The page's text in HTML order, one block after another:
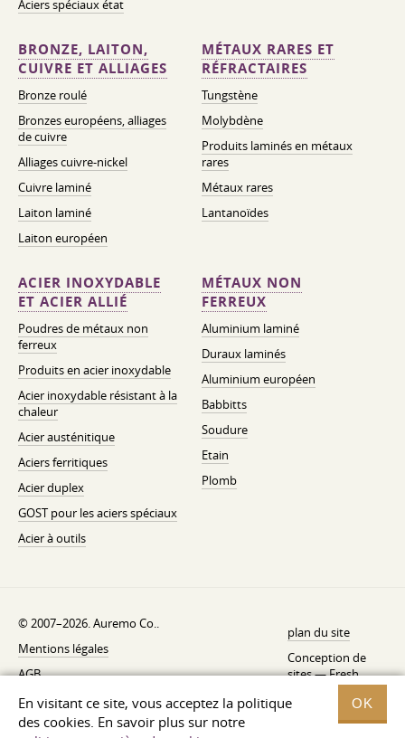
En visitant ce site, vous acceptez la politique
des cookies. En savoir plus sur notre
OK
Aciers spéciaux état
BRONZE, LAITON,
CUIVRE ET ALLIAGES
Bronze roulé
Bronzes européens, alliages
de cuivre
Alliages cuivre-nickel
Cuivre laminé
Laiton laminé
Laiton européen
MÉTAUX RARES ET
RÉFRACTAIRES
Tungstène
Molybdène
Produits laminés en métaux
rares
Métaux rares
Lantanoïdes
ACIER INOXYDABLE
ET ACIER ALLIÉ
Poudres de métaux non
ferreux
Produits en acier inoxydable
Acier inoxydable résistant à la
chaleur
Acier austénitique
Aciers ferritiques
Acier duplex
GOST pour les aciers spéciaux
Acier à outils
MÉTAUX NON
FERREUX
Aluminium laminé
Duraux laminés
Aluminium européen
Babbitts
Soudure
Etain
Plomb
© 2007–2026. Auremo Co..
Mentions légales
AGB
Politique de rétractation
Politique de confidentialité
plan du site
Conception de
sites —Fresh